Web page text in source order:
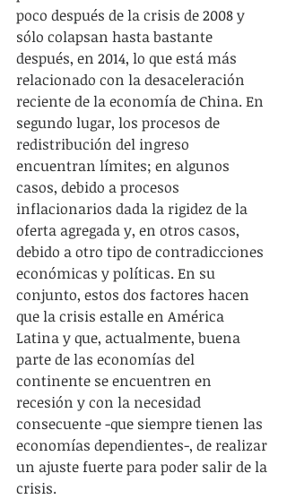
poco después de la crisis de 2008 y
sólo colapsan hasta bastante
después, en 2014, lo que está más
relacionado con la desaceleración
reciente de la economía de China. En
segundo lugar, los procesos de
redistribución del ingreso
encuentran límites; en algunos
casos, debido a procesos
inflacionarios dada la rigidez de la
oferta agregada y, en otros casos,
debido a otro tipo de contradicciones
económicas y políticas. En su
conjunto, estos dos factores hacen
que la crisis estalle en América
Latina y que, actualmente, buena
parte de las economías del
continente se encuentren en
recesión y con la necesidad
consecuente -que siempre tienen las
economías dependientes-, de realizar
un ajuste fuerte para poder salir de la
crisis.